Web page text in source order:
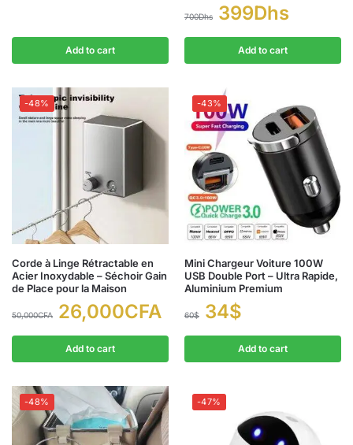
Add to cart
700Dhs 399Dhs
Add to cart
-48%
Corde à Linge Rétractable en
Acier Inoxydable – Séchoir Gain
de Place pour la Maison
50,000CFA 26,000CFA
Add to cart
-43%
Mini Chargeur Voiture 100W
USB Double Port – Ultra Rapide,
Aluminium Premium
60$ 34$
Add to cart
-48% -47%